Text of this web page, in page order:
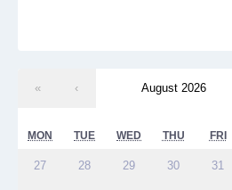
« ‹ August 2026
MON TUE WED THU FRI
27 28 29 30 31